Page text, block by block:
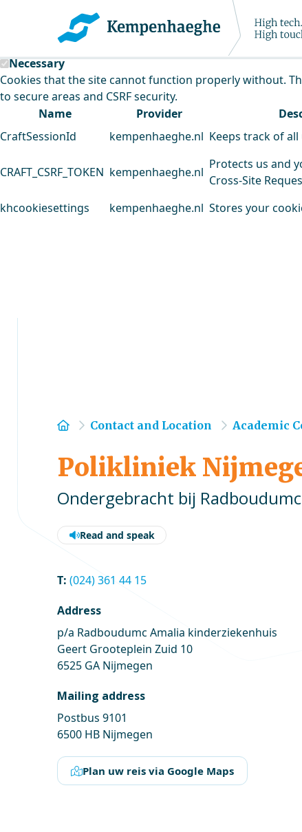
Kempenhaeghe uses cookies
This website uses cookies to analyse our traffic and
Necessary
Cookies that the site cannot function properly without.
to secure areas and CSRF security.
Name
Provider
CraftSessionId
kempenhaeghe.nl Keeps track of
CRAFT_CSRF_TOKEN kempenhaeghe.nl
Protects us and
Cross-Site
khcookiesettings kempenhaeghe.nl Stores your
Home
Contact and Location Academic
Polikliniek
Ondergebracht bij
Read and speak
T: (024) 361 44 15
Address
p/a Radboudumc Amalia kinderziekenhuis
Geert Grooteplein Zuid 10
6525 GA Nijmegen
Mailing address
Postbus 9101
6500 HB Nijmegen
Plan uw reis via Google Maps